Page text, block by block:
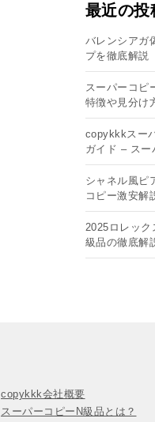
最近の投
バレンシアガ
プを徹底解説
スーパーコピ
特徴や見分け
copykkkスー
ガイド – スー
シャネル風ピ
コピー​激安解
2025ロレッ
級品の徹底解
copykkk会社概要
スーパーコピーN級品とは？